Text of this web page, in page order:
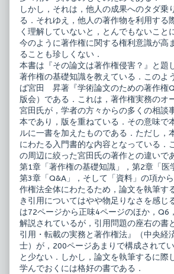
＆
－
published
on
礎
知
識
か
ら
Q
A
－,
しかし，それは，他人の成果へのタダ乗
る．それゆえ，他人の著作物を利用する
く理解していないと，とんでもないこと
今のように著作権に関する権利意識が高
ることも珍しくない．
本書は『その論文は著作権侵害？』と題
著作権の基礎知識を教えている．このよ
ば宮田 昇著『学術論文のための著作権
版会）である．これは，著作権実務のオ
宮田氏が，学者の方々からの多くの相談
本であり，版を重ねている．その意味で
ルに一書を加えたものである．ただし，
にわたる入門書的な内容となっている．
の周辺に絞った宮田氏の著作との違いで
第1章「著作権の基礎知識」，第2章「医
第3章「Q&A」，そして「資料」の項か
作権法全体にわたるため，論文を執筆す
き引用についてはやや物足りなさを感じ
は72ページから正味4ページのほか，Q6
解説されているが，引用問題の座右の書
引用・転載の実務と著作権法』（中央経
士）が，200ページあまりで構成されて
と少ない．しかし，論文を執筆するに際
学んでおくには格好の書である．